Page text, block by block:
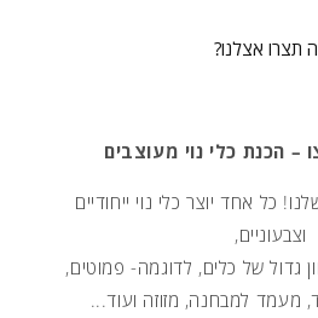
תצרו אצלנו?
– הכנת כלי נוי מעוצבים
כל אחד יוצר כלי נוי ייחודיים
וצבעוניים,
גדול של כלים, לדוגמה- פמוטים,
מעמד למבחנה, מזוזה ועוד...